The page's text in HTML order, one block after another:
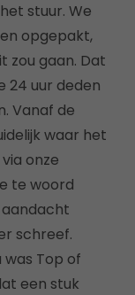
stuur. We
opgepakt,
zou gaan. Dat
24 uur deden
Vanaf de
waar het
onze
te woord
schreef.
Top of
een stuk